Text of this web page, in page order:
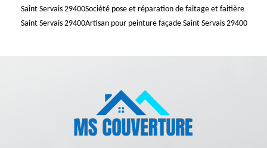
Saint Servais 29400Société pose et réparation de faitage et faitière
Saint Servais 29400Artisan pour peinture façade Saint Servais 29400